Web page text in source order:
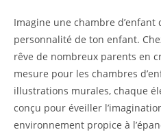
Imagine une chambre
personnalité de ton enfant.
rêve de nombreux parents en
mesure pour les chambres
illustrations murales, chaque
conçu pour éveiller
environnement propice à